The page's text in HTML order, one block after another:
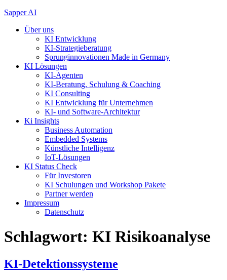
Zum
springen
Sapper AI
Über uns
KI Entwicklung
KI-Strategieberatung
Sprunginnovationen Made in Germany
KI Lösungen
KI-Agenten
KI-Beratung, Schulung & Coaching
KI Consulting
KI Entwicklung für Unternehmen
KI- und Software-Architektur
Ki Insights
Business Automation
Embedded Systems
Künstliche Intelligenz
IoT-Lösungen
KI Status Check
Für Investoren
KI Schulungen und Workshop Pakete
Partner werden
Impressum
Datenschutz
Schlagwort: KI Risikoanalyse
KI-Detektionssysteme